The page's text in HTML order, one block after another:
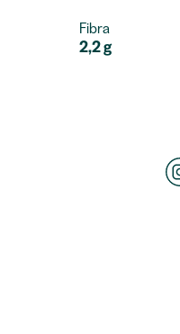
Fibra
2,2 g